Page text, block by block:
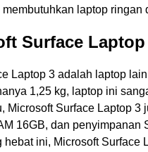
laptop ringan
Surface Laptop
Laptop 3 adalah laptop
1,25 kg, laptop ini
Microsoft Surface Laptop 3
16GB, dan penyimpanan
hebat ini, Microsoft Surface